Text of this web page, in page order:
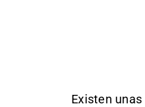
Existen unas